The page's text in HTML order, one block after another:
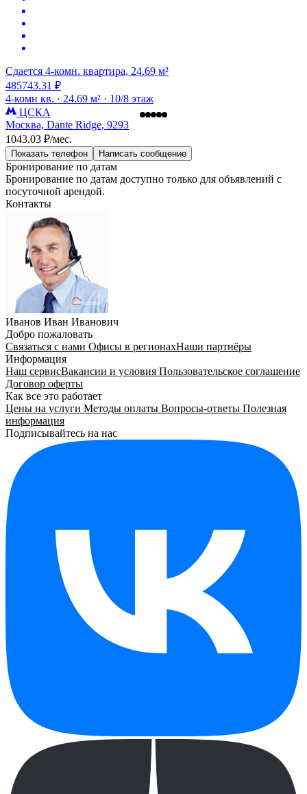
Сдается 4-комн. квартира, 24.69 м²
485743.31 ₽
4-комн кв. · 24.69 м² · 10/8 этаж
ЦСКА
Москва, Dante Ridge, 9293
1043.03 ₽/мес.
Показать телефон Написать сообщение
Бронирование по датам
Бронирование по датам доступно только для объявлений с
посуточной арендой.
Контакты
Иванов Иван Иванович
Добро пожаловать
Связаться с нами Офисы в регионахНаши партнёры
Информация
Наш сервисВакансии и условия Пользовательское соглашение
Договор оферты
Как все это работает
Цены на услуги Методы оплаты Вопросы-ответы Полезная
информация
Подписывайтесь на нас